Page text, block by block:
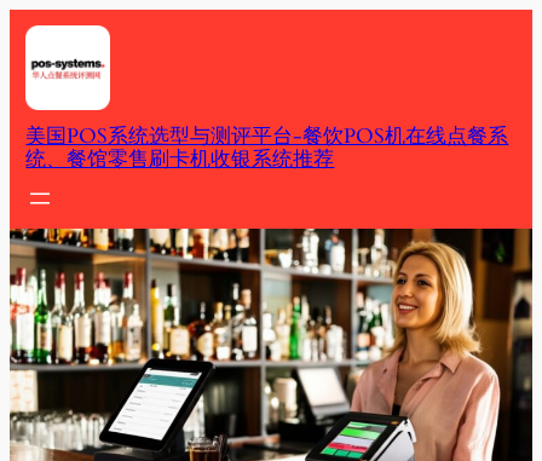
Skip
content
美国POS系统选型与测评平台-餐饮POS机在线点餐系
统、餐馆零售刷卡机收银系统推荐